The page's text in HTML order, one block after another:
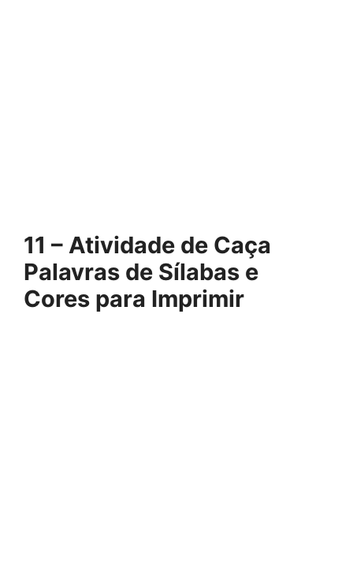
11 – Atividade de Caça
Palavras de Sílabas e
Cores para Imprimir